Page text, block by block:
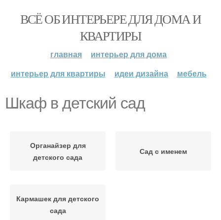
ВСЁ ОБ ИНТЕРЬЕРЕ ДЛЯ ДОМА И
КВАРТИРЫ
главная
интерьер для дома
интерьер для квартиры
идеи дизайна мебель
Шкаф в детский сад
Органайзер для
детского сада
Сад с именем
Кармашек для детского
сада